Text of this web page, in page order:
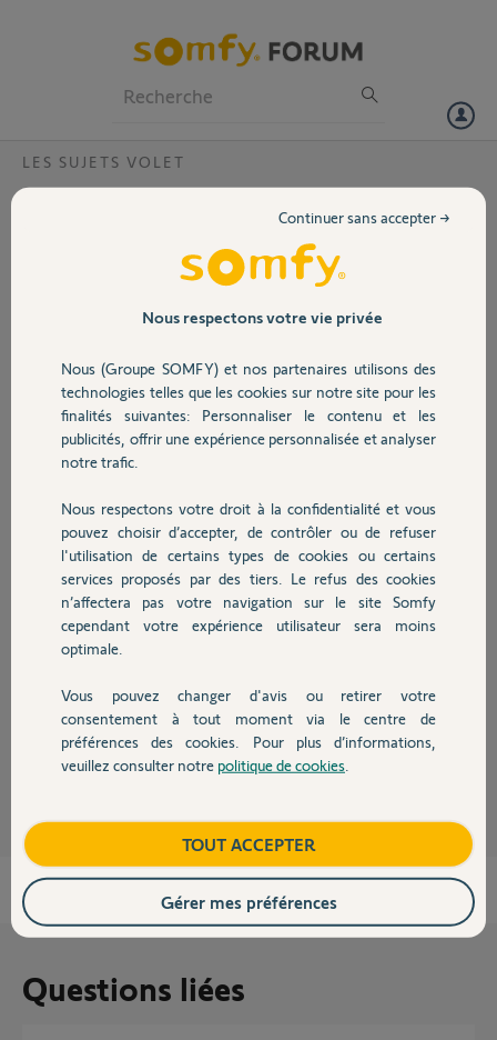
Volet
Sécurité
Domotique
Chauffage
Autres produits
Devis avec un pro
Contact
LES SUJETS VOLET
appairer un volet velux sur Somfy easy sun
Est-il possible d'appairer un volet VELUX à partir de sa
A une télécommande générale Somfy easy sun
Nicolas D.
il y a plus de 5 ans
Participer au fil de discussion
Réponses
Bonjour,
Ce lien devrait vous aider.
https://forum.somfy.fr/questions/1581192-reprogrammation-
Bonne journée.
André N. il y a plus de 5 ans
Questions liées
Nous respectons votre vie privée
Nous (Groupe SOMFY) et nos partenaires utilisons des
technologies telles que les cookies sur notre site pour les
finalités suivantes: Personnaliser le contenu et les
publicités, offrir une expérience personnalisée et analyser
notre trafic.
Nous respectons votre droit à la confidentialité et vous
pouvez choisir d’accepter, de contrôler ou de refuser
l'utilisation de certains types de cookies ou certains
services proposés par des tiers. Le refus des cookies
n’affectera pas votre navigation sur le site Somfy
cependant votre expérience utilisateur sera moins
optimale.
Vous pouvez changer d'avis ou retirer votre
consentement à tout moment via le centre de
préférences des cookies. Pour plus d’informations,
veuillez consulter notre politique de cookies
Continuer sans accepter →
TOUT ACCEPTER
Gérer mes préférences